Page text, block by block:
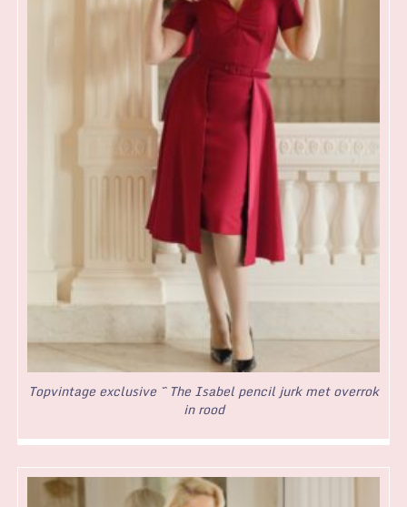
Topvintage exclusive ~ The Isabel pencil jurk met overrok
in rood